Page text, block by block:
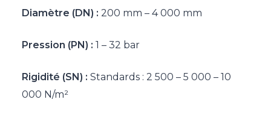
Diamètre (DN) : 200 mm – 4 000 mm
Pression (PN) : 1 – 32 bar
Rigidité (SN) : Standards : 2 500 – 5 000 – 10
000 N/m²